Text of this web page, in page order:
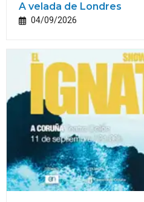
A velada de Londres
04/09/2026